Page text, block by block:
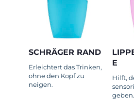
SCHRÄGER RAND
Erleichtert das Trinken,
ohne den Kopf zu
neigen.
E
Hilft,
geben.